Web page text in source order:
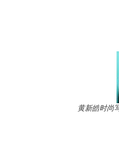
黄新皓时尚